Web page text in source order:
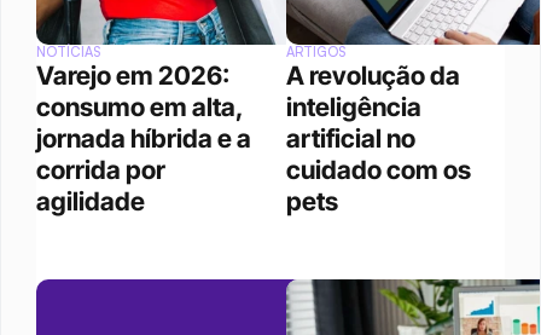
NOTÍCIAS
Varejo em 2026:
consumo em alta,
jornada híbrida e a
corrida por
agilidade
ARTIGOS
A revolução da
inteligência
artificial no
cuidado com os
pets